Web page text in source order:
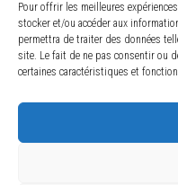
Pour offrir les meilleures
stocker et/ou accéder aux
permettra de traiter des données
site. Le fait de ne pas consentir ou
certaines caractéristiques et